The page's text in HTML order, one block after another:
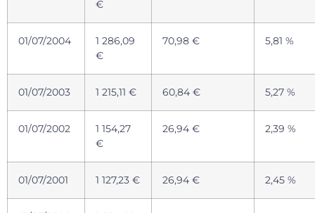
€
01/07/2004
1 286,09
€
70,98 € 5,81 %
01/07/2003 1 215,11 € 60,84 € 5,27 %
01/07/2002
1 154,27
€
26,94 € 2,39 %
01/07/2001 1 127,23 € 26,94 € 2,45 %